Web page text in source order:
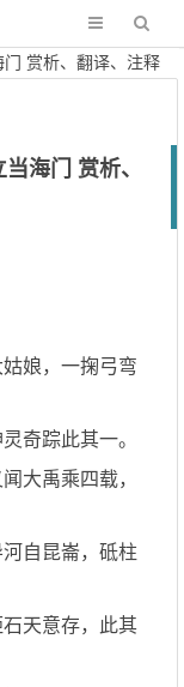
赏析、翻译、注释
海门 赏析、
娘，一掬弓弯
奇踪此其一。
大禹乘四载，
自昆崙，砥柱
天意存，此其